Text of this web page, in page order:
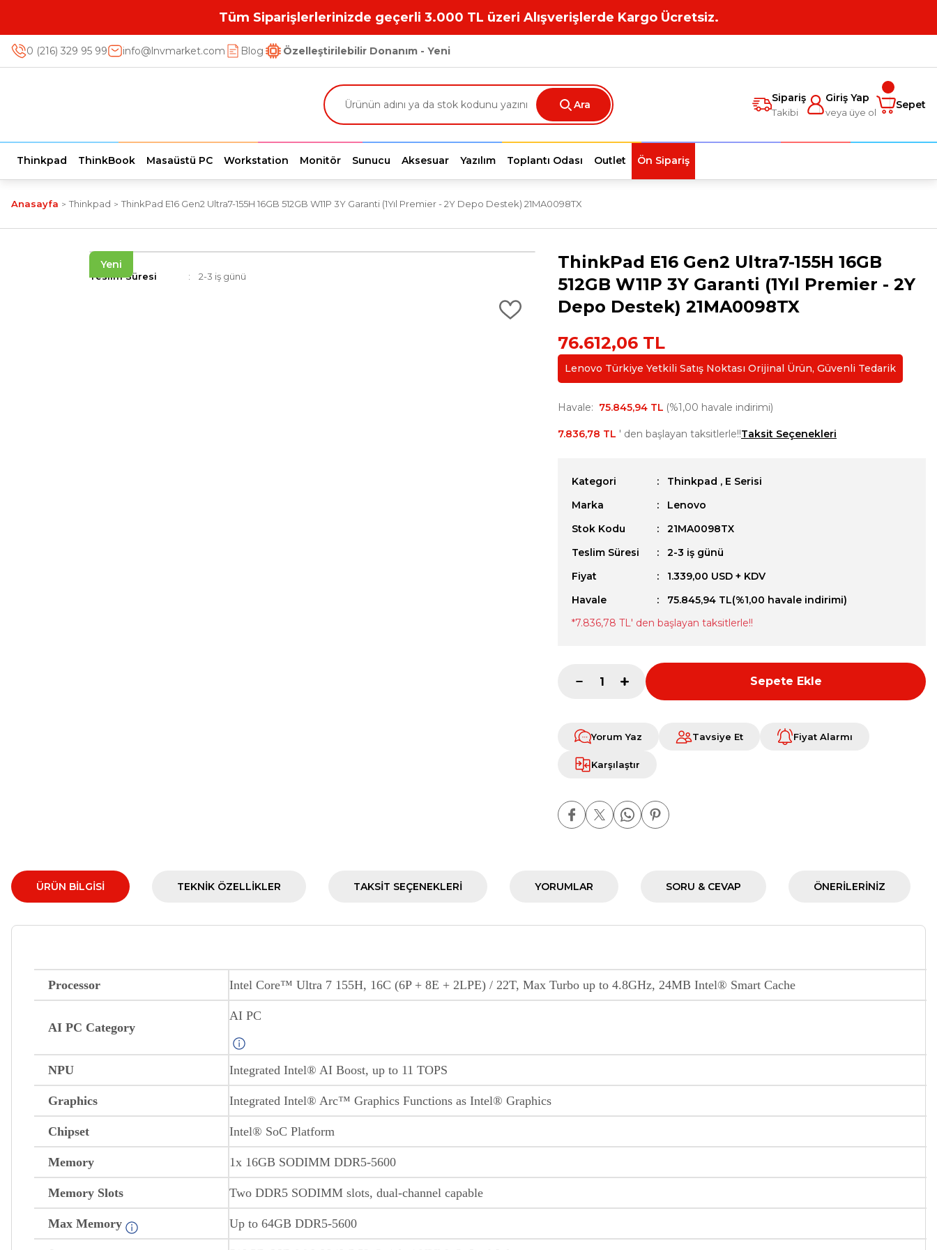
Tüm Siparişlerlerinizde geçerli 3.000 TL üzeri Alışverişlerde Kargo Ücretsiz.
0 (216) 329 95 99 info@lnvmarket.com Blog Özelleştirilebilir Donanım - Yeni
Ara
Sipariş
Takibi
Giriş Yap
veya üye ol
Sepet
Thinkpad ThinkBook Masaüstü PC Workstation Monitör Sunucu Aksesuar Yazılım Toplantı Odası Outlet Ön Sipariş
Anasayfa Thinkpad ThinkPad E16 Gen2 Ultra7-155H 16GB 512GB W11P 3Y Garanti (1Yıl Premier - 2Y Depo Destek) 21MA0098TX
Yeni
Teslim Süresi 2-3 iş günü
ThinkPad E16 Gen2 Ultra7-155H 16GB
512GB W11P 3Y Garanti (1Yıl Premier - 2Y
Depo Destek) 21MA0098TX
76.612,06 TL
Lenovo Türkiye Yetkili Satış Noktası Orijinal Ürün, Güvenli Tedarik
Havale 75.845,94 TL (%1,00 havale indirimi)
7.836,78 TL ' den başlayan taksitlerle!!Taksit Seçenekleri
Kategori Thinkpad , E Serisi
Marka
Lenovo
Stok Kodu
21MA0098TX
Teslim Süresi
2-3 iş günü
Fiyat
1.339,00 USD + KDV
Havale
75.845,94 TL(%1,00 havale indirimi)
*7.836,78 TL' den başlayan taksitlerle!!
Sepete Ekle
Yorum Yaz Tavsiye Et Fiyat Alarmı
Karşılaştır
ÜRÜN BILGISI TEKNIK ÖZELLIKLER TAKSIT SEÇENEKLERI YORUMLAR SORU & CEVAP ÖNERILERINIZ
Processor Intel Core™ Ultra 7 155H, 16C (6P + 8E + 2LPE) / 22T, Max Turbo up to 4.8GHz, 24MB Intel® Smart Cache
AI PC Category
NPU Integrated Intel® AI Boost, up to 11 TOPS
Graphics Integrated Intel® Arc™ Graphics Functions as Intel® Graphics
Chipset Intel® SoC Platform
Memory 1x 16GB SODIMM DDR5-5600
Memory Slots Two DDR5 SODIMM slots, dual-channel capable
Max Memory Up to 64GB DDR5-5600